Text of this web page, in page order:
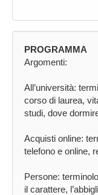
PROGRAMMA
Argomenti:
All’università:
corso di laurea,
studi, dove
Acquisti online:
telefono e online,
Persone:
il carattere,